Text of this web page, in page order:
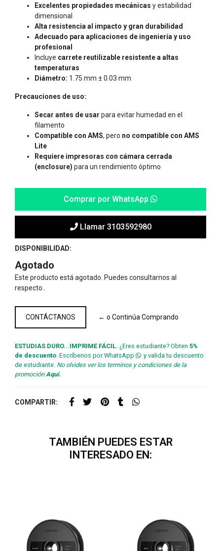
Excelentes propiedades mecánicas y estabilidad
dimensional
Alta resistencia al impacto y gran durabilidad
Adecuado para aplicaciones de ingeniería y uso
profesional
Incluye carrete reutilizable resistente a altas
temperaturas
Diámetro: 1.75 mm ± 0.03 mm
Precauciones de uso:
Secar antes de usar para evitar humedad en el
filamento
Compatible con AMS, pero no compatible con AMS
Lite
Requiere impresoras con cámara cerrada
(enclosure) para un rendimiento óptimo
Comprar por WhatsApp
Llamar 3103592980
DISPONIBILIDAD:
Agotado
Este producto está agotado. Puedes consultarnos al
respecto..
CONTÁCTANOS ← o Continúa Comprando
ESTUDIAS DURO...IMPRIME FÁCIL. ¿Eres estudiante? Obten 5%
de descuento. Escríbenos por WhatsApp
y valida tu descuento
de estudiante. No olvides ver los terminos y condiciones de la
promociónAquí.
COMPARTIR:
TAMBIÉN PUEDES ESTAR
INTERESADO EN: